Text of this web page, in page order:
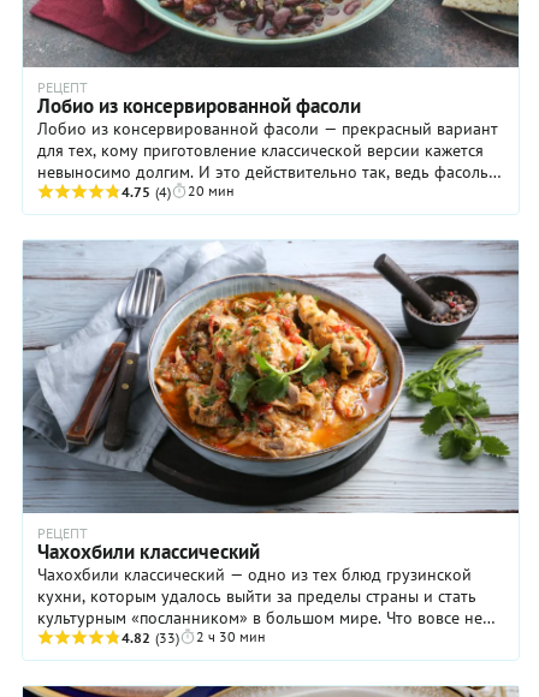
РЕЦЕПТ
Лобио из консервированной фасоли
Лобио из консервированной фасоли — прекрасный вариант
для тех, кому приготовление классической версии кажется
невыносимо долгим. И это действительно так, ведь фасоль
для такого варианта требует ...
4.75 (4) 20 мин
РЕЦЕПТ
Чахохбили классический
Чахохбили классический — одно из тех блюд грузинской
кухни, которым удалось выйти за пределы страны и стать
культурным «посланником» в большом мире. Что вовсе не
удивительно: оно готовится из вполне ...
4.82 (33) 2 ч 30 мин